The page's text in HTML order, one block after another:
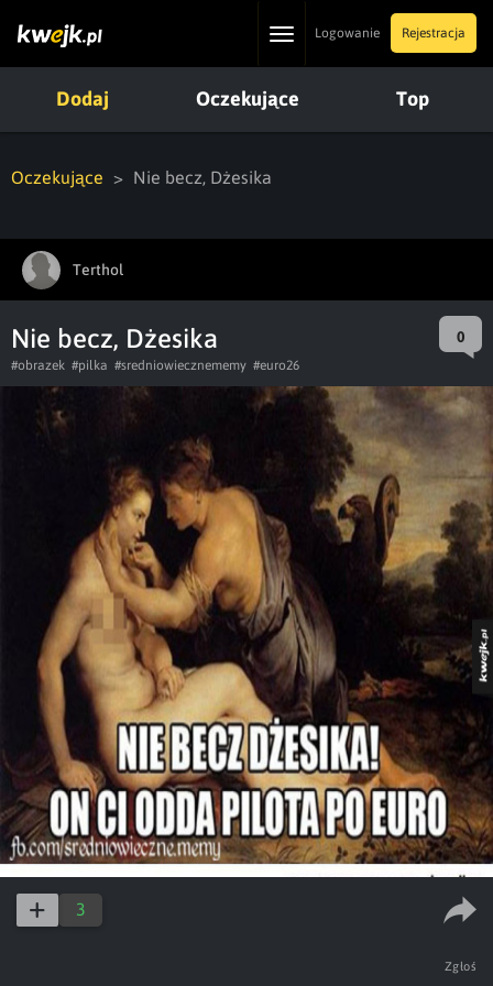
ToggleLogowanie Rejestracja
Dodaj Oczekujące Top
Oczekujące Nie becz, Dżesika
Terthol
Nie becz, Dżesika 0
#obrazek #pilka #sredniowiecznememy #euro26
3
Zgłoś